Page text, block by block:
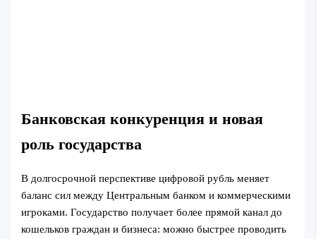
Банковская конкуренция и новая
роль государства
В долгосрочной перспективе цифровой рубль меняет
баланс сил между Центральным банком и коммерческими
игроками. Государство получает более прямой канал до
кошельков граждан и бизнеса: можно быстрее проводить